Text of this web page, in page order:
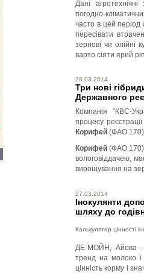
Дані
погодно-
часто в цей період
пересівати
зернові чи олійні
варто сіяти ярий
28.03.2014
Три нові
Державного
Компанія "КВС-
процесу
Корифей (ФАО
Корифей (ФАО 170)
вологовіддачею,
вирощування на
27.03.2014
Інокулянти
шляху до
Калькулятор цінності
ДЕ-МОЙН, Айова –
тренд на молоко і
цінність корму і